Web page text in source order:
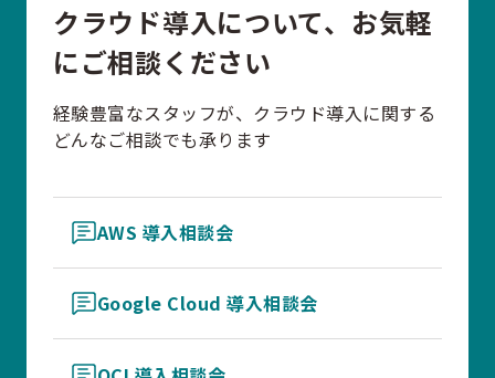
クラウド導入について、お気軽
にご相談ください
経験豊富なスタッフが、クラウド導入に関する
どんなご相談でも承ります
AWS 導入相談会
Google Cloud 導入相談会